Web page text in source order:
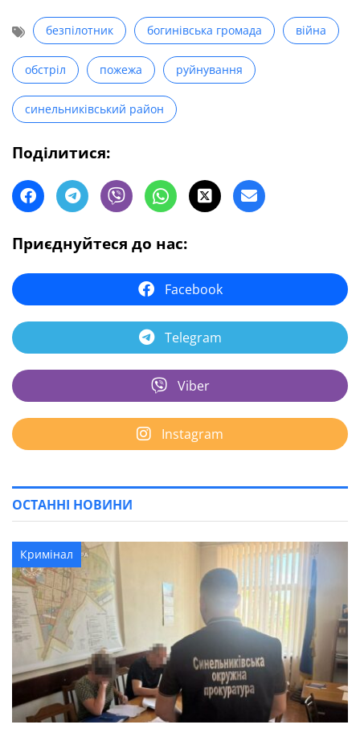
безпілотник богинівська громада війна
обстріл пожежа руйнування
синельниківський район
Поділитися:
Приєднуйтеся до нас:
Facebook
Telegram
Viber
Instagram
ОСТАННІ НОВИНИ
Кримінал